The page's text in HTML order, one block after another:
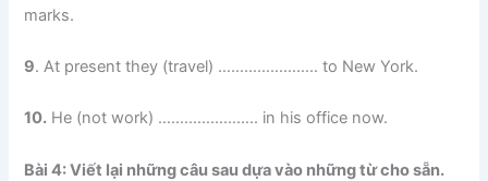
marks.
9. At present they (travel) ………………….. to New York.
10. He (not work) ………………….. in his office now.
Bài 4: Viết lại những câu sau dựa vào những từ cho sẵn.